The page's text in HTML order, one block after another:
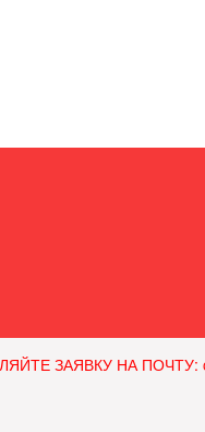
ЗАЯВКУ НА ПОЧТУ: